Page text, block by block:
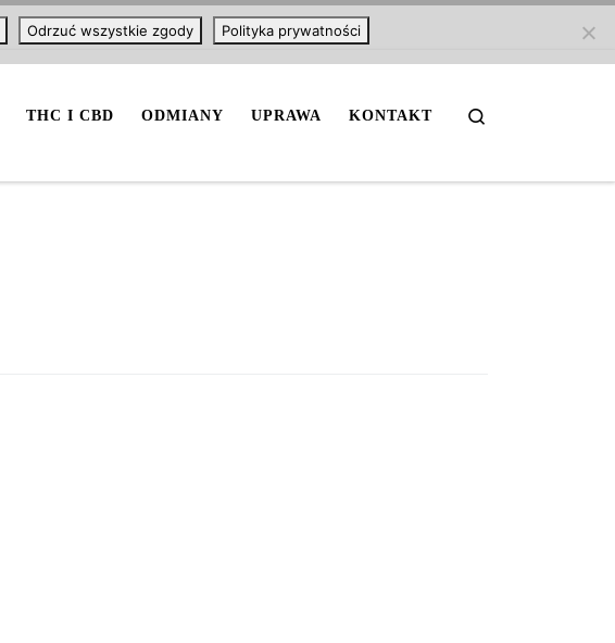
THC I CBD ODMIANY UPRAWA KONTAKT
Odrzuć wszystkie zgody Polityka prywatności